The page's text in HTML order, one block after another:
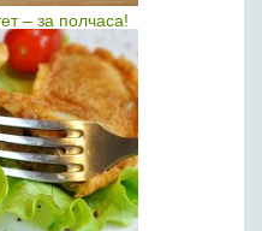
– за полчаса!